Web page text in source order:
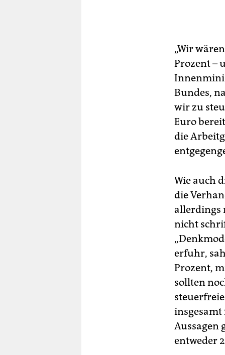
„Wir
Prozent –
Bundes,
wir zu
Euro
die
Wie auch
die
allerdings
nicht
erfuhr,
Prozent,
sollten
insgesamt
Aussagen
entweder